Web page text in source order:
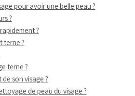
pour avoir une belle peau ?
?
?
terne ?
terne ?
son visage ?
de peau du visage ?